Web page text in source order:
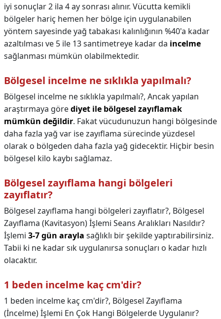
iyi sonuçlar 2 ila 4 ay sonrası alınır. Vücutta kemikli
bölgeler hariç hemen her bölge için uygulanabilen
yöntem sayesinde yağ tabakası kalınlığının %40'a kadar
azaltılması ve 5 ile 13 santimetreye kadar da incelme
sağlanması mümkün olabilmektedir.
Bölgesel incelme ne sıklıkla yapılmalı?
Bölgesel incelme ne sıklıkla yapılmalı?, Ancak yapılan
araştırmaya görediyet ile bölgesel zayıflamak
mümkün değildir. Fakat vücudunuzun hangi bölgesinde
daha fazla yağ var ise zayıflama sürecinde yüzdesel
olarak o bölgeden daha fazla yağ gidecektir. Hiçbir besin
bölgesel kilo kaybı sağlamaz.
Bölgesel zayıflama hangi bölgeleri
zayıflatır?
Bölgesel zayıflama hangi bölgeleri zayıflatır?, Bölgesel
Zayıflama (Kavitasyon) İşlemi Seans Aralıkları Nasıldır?
İşlemi 3-7 gün arayla sağlıklı bir şekilde yaptırabilirsiniz.
Tabii ki ne kadar sık uygulanırsa sonuçları o kadar hızlı
olacaktır.
1 beden incelme kaç cm'dir?
1 beden incelme kaç cm'dir?, Bölgesel Zayıflama
(İncelme) İşlemi En Çok Hangi Bölgelerde Uygulanır?